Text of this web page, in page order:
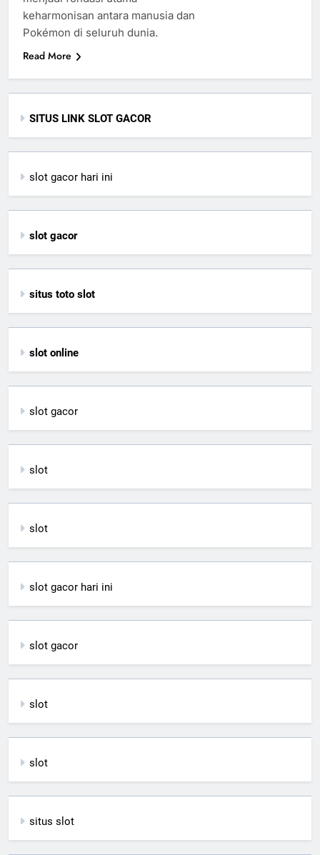
keharmonisan antara manusia dan
Pokémon di seluruh dunia.
Read More
SITUS LINK SLOT GACOR
slot gacor hari ini
slot gacor
situs toto slot
slot online
slot gacor
slot
slot
slot gacor hari ini
slot gacor
slot
slot
situs slot